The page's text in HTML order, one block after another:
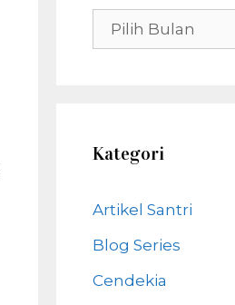
Arsip
Kategori
Artikel Santri
Blog Series
Cendekia